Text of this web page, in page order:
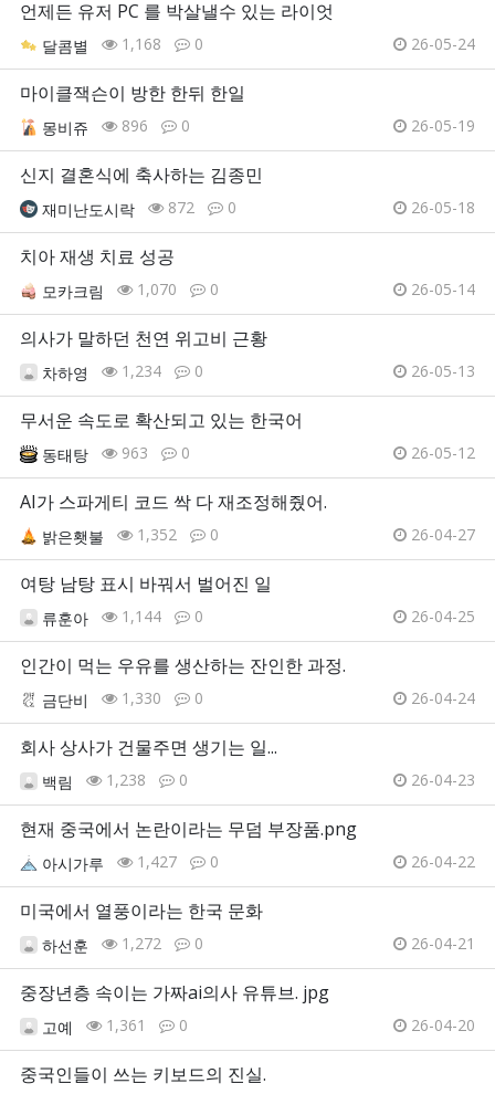
언제든 유저 PC 를 박살낼수 있는 라이엇
달콤별 1,168 0 26-05-24
마이클잭슨이 방한 한뒤 한일
몽비쥬 896 0 26-05-19
신지 결혼식에 축사하는 김종민
재미난도시락 872 0 26-05-18
치아 재생 치료 성공
모카크림 1,070 0 26-05-14
의사가 말하던 천연 위고비 근황
차하영 1,234 0 26-05-13
무서운 속도로 확산되고 있는 한국어
동태탕 963 0 26-05-12
AI가 스파게티 코드 싹 다 재조정해줬어.
밝은횃불 1,352 0 26-04-27
여탕 남탕 표시 바꿔서 벌어진 일
류훈아 1,144 0 26-04-25
인간이 먹는 우유를 생산하는 잔인한 과정.
금단비 1,330 0 26-04-24
회사 상사가 건물주면 생기는 일...
백림 1,238 0 26-04-23
현재 중국에서 논란이라는 무덤 부장품.png
아시가루 1,427 0 26-04-22
미국에서 열풍이라는 한국 문화
하선훈 1,272 0 26-04-21
중장년층 속이는 가짜ai의사 유튜브. jpg
고예 1,361 0 26-04-20
중국인들이 쓰는 키보드의 진실.